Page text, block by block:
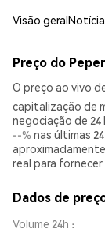
Visão geral
Preço do
O preço ao vivo
capitalização de
negociação de 24
--% nas últimas
real para
Dados de
Volume 24h